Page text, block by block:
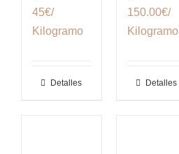
45€/
Kilogramo
Detalles
150.00€/
Kilogramo
Detalles